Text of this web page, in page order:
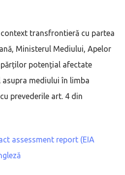
transfrontieră cu partea
Ministerul Mediului, Apelor
potențial afectate
mediului în limba
prevederile art. 4 din
assessment report (EIA